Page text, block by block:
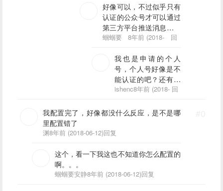
好像可以，不过似乎只有
认证的公众号才可以通过
第三方平台推送消息。我
的是个人订阅号，没认证
蝈蝈要
8年前 (2018-
回
我也是申请的个人
号，个人号好像是不
能认证的吧？还有我
微信后天看不到自定
怪？
ishenc8年前 (2018- 回
我配置完了，好像都没什么反应，是不是哪
里配置错了
渊8年前 (2018-06-12)回复
这个，看一下我这也不知道你怎么配置的
啊。。。
蝈蝈要安静8年前 (2018-06-12)回复